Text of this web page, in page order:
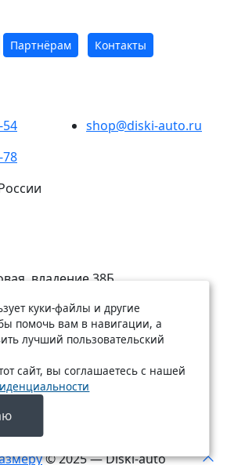
Партнёрам Контакты
54
78
shop@diski-auto.ru
владение 38Б
C Сб по Вс
© 2025 — Diski-auto
куки-файлы и другие
помочь вам в навигации, а
лучший пользовательский
сайт, вы соглашаетесь с нашей